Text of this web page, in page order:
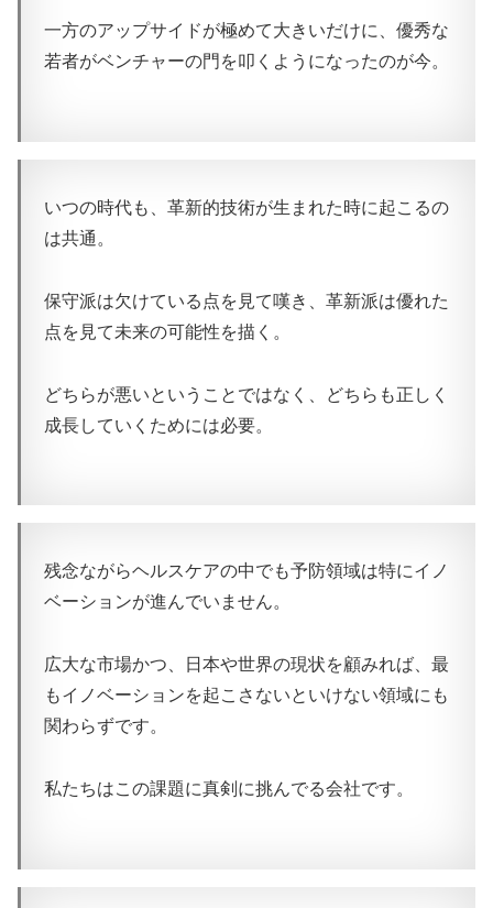
一方のアップサイドが極めて大きいだけに、優秀な
若者がベンチャーの門を叩くようになったのが今。
いつの時代も、革新的技術が生まれた時に起こるの
は共通。
保守派は欠けている点を見て嘆き、革新派は優れた
点を見て未来の可能性を描く。
どちらが悪いということではなく、どちらも正しく
成長していくためには必要。
残念ながらヘルスケアの中でも予防領域は特にイノ
ベーションが進んでいません。
広大な市場かつ、日本や世界の現状を顧みれば、最
もイノベーションを起こさないといけない領域にも
関わらずです。
私たちはこの課題に真剣に挑んでる会社です。